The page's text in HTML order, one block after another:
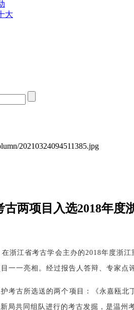
大
20210324094511385.jpg
古两项目入选2018年度
在浙江省考古学会主办的2018年度浙
一一亮相。经过报告人答辩、专家点
考古所选送的两个项目：《永嘉瓯
局共同组队进行的考古发掘，是温州